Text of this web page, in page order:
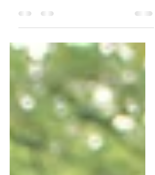
compte que le coton bio avait une place
à part. Ce tissu, doux et naturel, est bien
plus qu’un simple choix esthétique. Il
incarne une philosophie, un engagement
envers la planète et envers soi-même.
Aujourd’hui, je vous invite à plonger avec
moi dans l’univers des vêtements
féminins en coton bio. Pourquoi opter
pour eux ? Quels bénéfices réels
apportent-ils ? Et comment intégrer ces
pièces dans votre